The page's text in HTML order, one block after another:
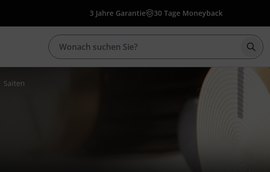
3 Jahre Garantie 30 Tage Moneyback
Saiten